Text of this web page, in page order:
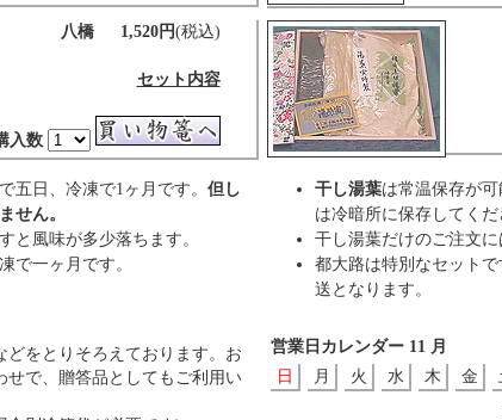
八橋 1,520円(税込)
セット内容
入数
五日、冷凍で1ヶ月です。 但し
せん。
と風味が多少落ちます。
で一ヶ月です。
干し湯葉は常温保存が
は冷暗所に保存してくだ
干し湯葉だけのご注文に
都大路は特別なセット
送となります。
どをとりそろえております。お
せで、贈答品としてもご利用い
営業日カレンダー 11 月
日
月 火 水 木 金